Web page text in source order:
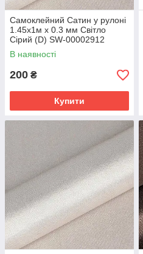
Самоклейний Сатин у рулоні
1.45х1м х 0.3 мм Світло
Сірий (D) SW-00002912
В наявності
200 ₴
Купити